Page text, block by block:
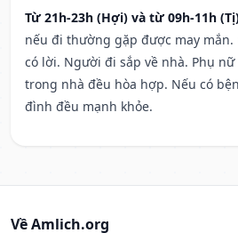
Từ 21h-23h (Hợi) và từ 09h-11h
nếu đi thường gặp được may mắn.
có lời. Người đi sắp về nhà. Phụ
trong nhà đều hòa hợp. Nếu có
đình đều mạnh khỏe.
Về Amlich.org